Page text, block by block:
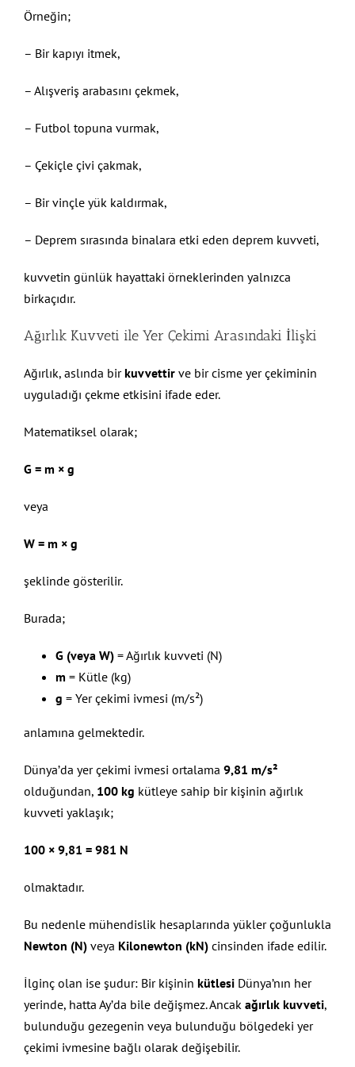
Örneğin;
– Bir kapıyı itmek,
– Alışveriş arabasını çekmek,
– Futbol topuna vurmak,
– Çekiçle çivi çakmak,
– Bir vinçle yük kaldırmak,
– Deprem sırasında binalara etki eden deprem kuvveti,
kuvvetin günlük hayattaki örneklerinden yalnızca
birkaçıdır.
Ağırlık Kuvveti ile Yer Çekimi Arasındaki İlişki
Ağırlık, aslında birkuvvettirve bir cisme yer çekiminin
uyguladığı çekme etkisini ifade eder.
Matematiksel olarak;
G = m × g
veya
W = m × g
şeklinde gösterilir.
Burada;
G (veya W)= Ağırlık kuvveti (N)
m = Kütle (kg)
g = Yer çekimi ivmesi (m/s²)
anlamına gelmektedir.
Dünya’da yer çekimi ivmesi ortalama 9,81 m/s²
olduğundan, 100 kg kütleye sahip bir kişinin ağırlık
kuvveti yaklaşık;
100 × 9,81 = 981 N
olmaktadır.
Bu nedenle mühendislik hesaplarında yükler çoğunlukla
Newton (N)veya Kilonewton (kN)cinsinden ifade edilir.
İlginç olan ise şudur: Bir kişinin kütlesiDünya’nın her
yerinde, hatta Ay’da bile değişmez. Ancak ağırlık kuvveti,
bulunduğu gezegenin veya bulunduğu bölgedeki yer
çekimi ivmesine bağlı olarak değişebilir.